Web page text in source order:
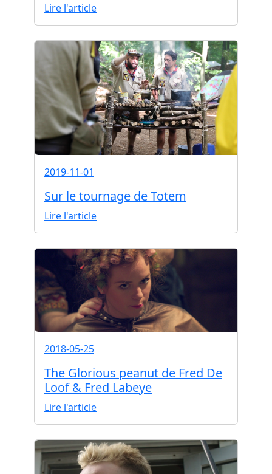
Lire l'article
2019-11-01
Sur le tournage de Totem
Lire l'article
2018-05-25
The Glorious peanut de Fred De
Loof & Fred Labeye
Lire l'article